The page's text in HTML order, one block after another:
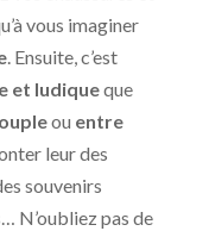
vous imaginer
. Ensuite, c’est
et ludiqueque
ou entre
leur des
souvenirs
N’oubliez pas de